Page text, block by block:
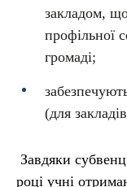
закладом,
профільної
громаді;
(для
Завдяки
році учні